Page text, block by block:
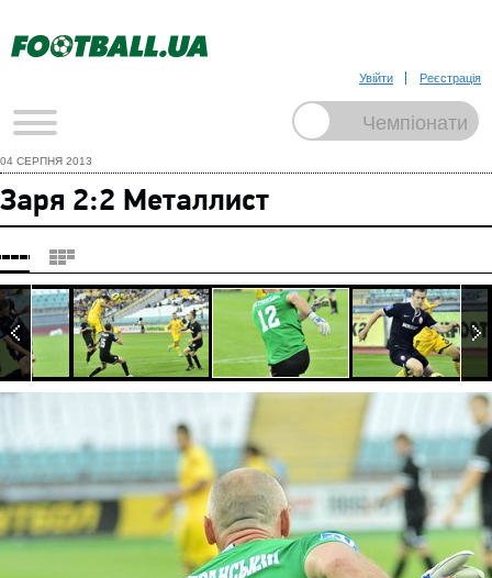
Увійти Реєстрація
04 СЕРПНЯ 2013
Заря 2:2 Металлист